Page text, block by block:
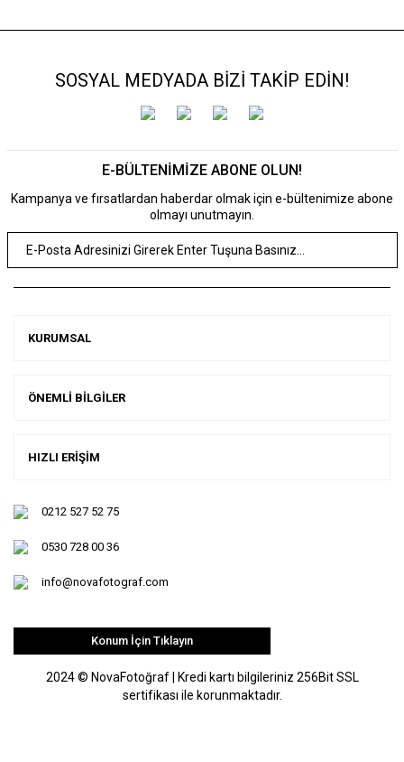
SOSYAL MEDYADA BİZİ TAKİP EDİN!
E-BÜLTENİMİZE ABONE OLUN!
Kampanya ve fırsatlardan haberdar olmak için e-bültenimize abone
olmayı unutmayın.
KURUMSAL
ÖNEMLİ BİLGİLER
HIZLI ERİŞİM
0212 527 52 75
0530 728 00 36
info@novafotograf.com
Konum İçin Tıklayın
2024 © NovaFotoğraf | Kredi kartı bilgileriniz 256Bit SSL
sertifikası ile korunmaktadır.